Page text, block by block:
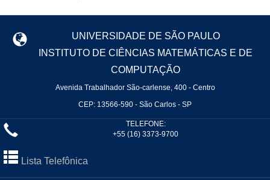
UNIVERSIDADE DE SÃO PAULO
INSTITUTO DE CIÊNCIAS MATEMÁTICAS E DE
COMPUTAÇÃO
Avenida Trabalhador São-carlense, 400 - Centro
CEP: 13566-590 - São Carlos - SP
TELEFONE:
+55 (16) 3373-9700
Lista Telefônica